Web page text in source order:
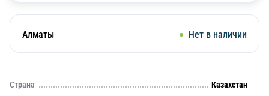
Алматы Нет в наличии
Страна
Казахстан